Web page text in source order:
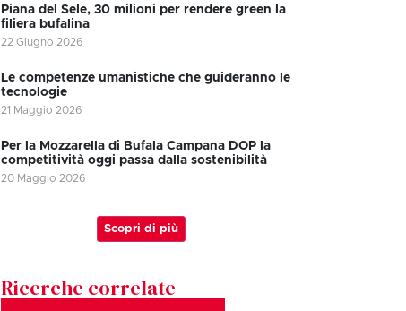
Piana del Sele, 30 milioni per rendere green la
filiera bufalina
22 Giugno 2026
Le competenze umanistiche che guideranno le
tecnologie
21 Maggio 2026
Per la Mozzarella di Bufala Campana DOP la
competitività oggi passa dalla sostenibilità
20 Maggio 2026
Scopri di più
Ricerche correlate